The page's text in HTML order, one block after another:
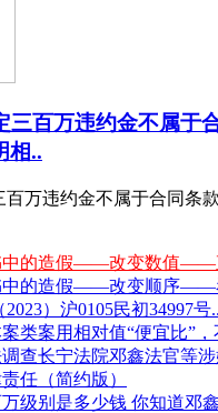
三百万违约金不属于
相..
百万违约金不属于合同条
中的造假——改变数值——
中的造假——改变顺序——
）沪0105民初34997号..
类案用相对值“便宜比”
查长宁法院邓鑫法官等
任（简约版）
级别是多少钱 你知道邓